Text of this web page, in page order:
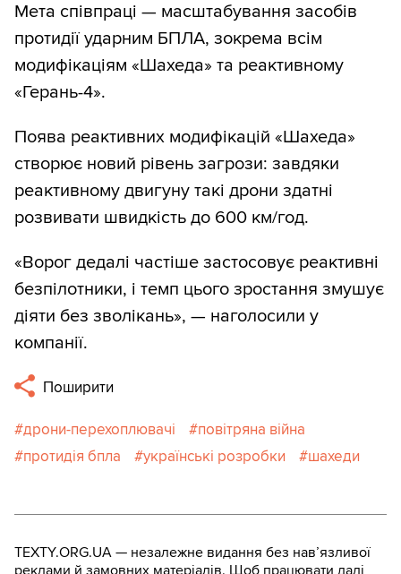
Мета співпраці — масштабування засобів
протидії ударним БПЛА, зокрема всім
модифікаціям «Шахеда» та реактивному
«Герань-4».
Поява реактивних модифікацій «Шахеда»
створює новий рівень загрози: завдяки
реактивному двигуну такі дрони здатні
розвивати швидкість до 600 км/год.
«Ворог дедалі частіше застосовує реактивні
безпілотники, і темп цього зростання змушує
діяти без зволікань», — наголосили у
компанії.
Поширити
дрони-перехоплювачі
повітряна війна
протидія бпла
українські розробки шахеди
TEXTY.ORG.UA — незалежне видання без навʼязливої